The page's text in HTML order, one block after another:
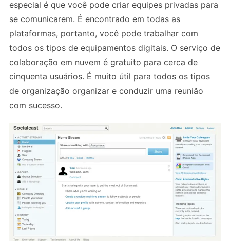
especial é que você pode criar equipes privadas para
se comunicarem. É encontrado em todas as
plataformas, portanto, você pode trabalhar com
todos os tipos de equipamentos digitais. O serviço de
colaboração em nuvem é gratuito para cerca de
cinquenta usuários. É muito útil para todos os tipos
de organização organizar e conduzir uma reunião
com sucesso.